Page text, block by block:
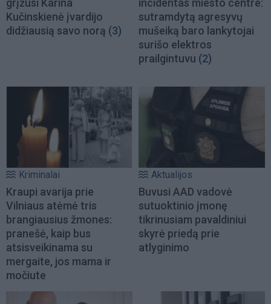
grįžusi Karina
Kučinskienė įvardijo
didžiausią savo norą (3)
incidentas miesto centre:
sutramdytą agresyvų
mušeiką baro lankytojai
surišo elektros
prailgintuvu (2)
Kriminalai
Kraupi avarija prie
Vilniaus atėmė tris
brangiausius žmones:
pranešė, kaip bus
atsisveikinama su
mergaite, jos mama ir
močiute
Aktualijos
Buvusi AAD vadovė
sutuoktinio įmonę
tikrinusiam pavaldiniui
skyrė priedą prie
atlyginimo